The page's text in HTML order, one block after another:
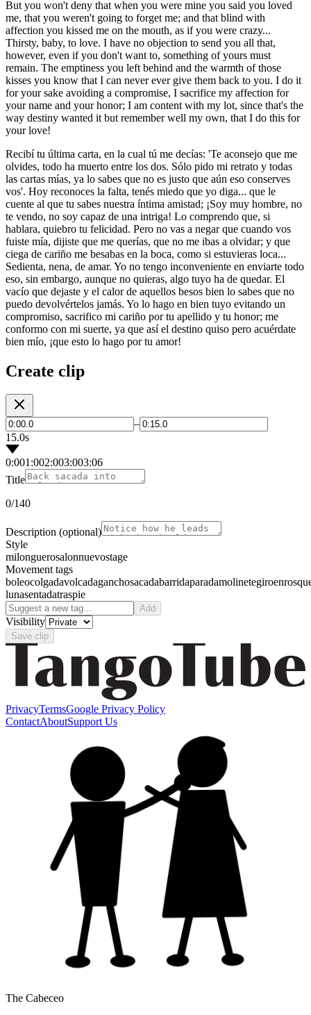
But you won't deny that when you were mine you said you loved
me, that you weren't going to forget me; and that blind with
affection you kissed me on the mouth, as if you were crazy...
Thirsty, baby, to love. I have no objection to send you all that,
however, even if you don't want to, something of yours must
remain. The emptiness you left behind and the warmth of those
kisses you know that I can never ever give them back to you. I do it
for your sake avoiding a compromise, I sacrifice my affection for
your name and your honor; I am content with my lot, since that's the
way destiny wanted it but remember well my own, that I do this for
your love!
Recibí tu última carta, en la cual tú me decías: 'Te aconsejo que me
olvides, todo ha muerto entre los dos. Sólo pido mi retrato y todas
las cartas mías, ya lo sabes que no es justo que aún eso conserves
vos'. Hoy reconoces la falta, tenés miedo que yo diga... que le
cuente al que tu sabes nuestra íntima amistad; ¡Soy muy hombre, no
te vendo, no soy capaz de una intriga! Lo comprendo que, si
hablara, quiebro tu felicidad. Pero no vas a negar que cuando vos
fuiste mía, dijiste que me querías, que no me ibas a olvidar; y que
ciega de cariño me besabas en la boca, como si estuvieras loca...
Sedienta, nena, de amar. Yo no tengo inconveniente en enviarte todo
eso, sin embargo, aunque no quieras, algo tuyo ha de quedar. El
vacío que dejaste y el calor de aquellos besos bien lo sabes que no
puedo devolvértelos jamás. Yo lo hago en bien tuyo evitando un
compromiso, sacrifico mi cariño por tu apellido y tu honor; me
conformo con mi suerte, ya que así el destino quiso pero acuérdate
bien mío, ¡que esto lo hago por tu amor!
Create clip
–
15.0s
0:001:002:003:003:06
Title
0/140
Description (optional)
Style
milonguerosalonnuevostage
Movement tags
boleocolgadavolcadaganchosacadabarridaparadamolinetegiro
lunasentadatraspie
Add
Visibility
Save clip
PrivacyTermsGoogle Privacy Policy
ContactAboutSupport Us
The Cabeceo